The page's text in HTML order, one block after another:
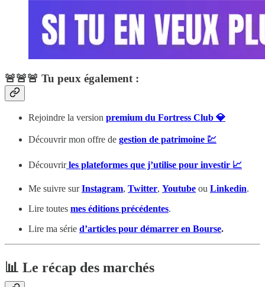
🚨🚨🚨 Tu peux également :
Rejoindre la version premium du Fortress Club 💎
Découvrir mon offre de gestion de patrimoine 💹
Découvrirles plateformes que j’utilise pour investir 📈
Me suivre surInstagram, Twitter, Youtube ou Linkedin.
Lire toutes mes éditions précédentes.
Lire ma série d’articles pour démarrer en Bourse.
📊 Le récap des marchés